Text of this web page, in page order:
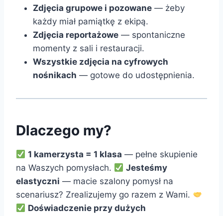
Zdjęcia grupowe i pozowane — żeby
każdy miał pamiątkę z ekipą.
Zdjęcia reportażowe — spontaniczne
momenty z sali i restauracji.
Wszystkie zdjęcia na cyfrowych
nośnikach — gotowe do udostępnienia.
Dlaczego my?
1 kamerzysta = 1 klasa — pełne skupienie
na Waszych pomysłach.
Jesteśmy
elastyczni — macie szalony pomysł na
scenariusz? Zrealizujemy go razem z Wami.
Doświadczenie przy dużych